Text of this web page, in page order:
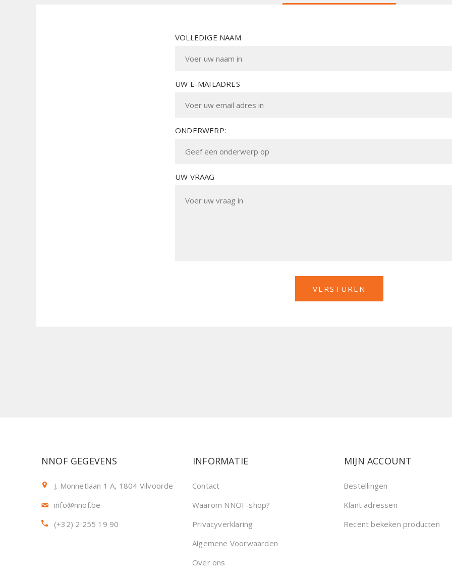
VOLLEDIGE NAAM
UW E-MAILADRES
ONDERWERP:
UW VRAAG
NNOF GEGEVENS
J. Monnetlaan 1 A, 1804 Vilvoorde
info@nnof.be
(+32) 2 255 19 90
INFORMATIE
Contact
Waarom NNOF-shop?
Privacyverklaring
Algemene Voorwaarden
Over ons
MIJN ACCOUNT
Bestellingen
Klant adressen
Recent bekeken producten